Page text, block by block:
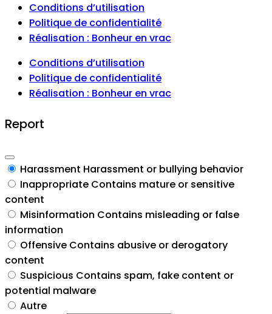
Conditions d’utilisation
Politique de confidentialité
Réalisation : Bonheur en vrac
Conditions d’utilisation
Politique de confidentialité
Réalisation : Bonheur en vrac
Report
Harassment Harassment or bullying behavior
Inappropriate Contains mature or sensitive
content
Misinformation Contains misleading or false
information
Offensive Contains abusive or derogatory
content
Suspicious Contains spam, fake content or
potential malware
Autre